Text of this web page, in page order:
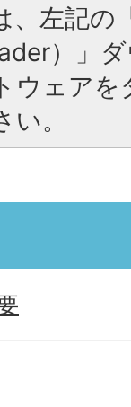
、左記の
）」
ウェア
。